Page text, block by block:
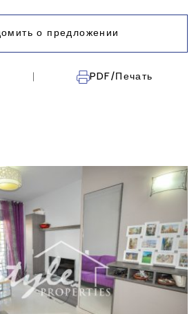
на юге Коста Бланки и менее
от двух международных
и Аликанте. Пляжи, которые
баров и ресторанов. В
PDF/Печать
о предложении